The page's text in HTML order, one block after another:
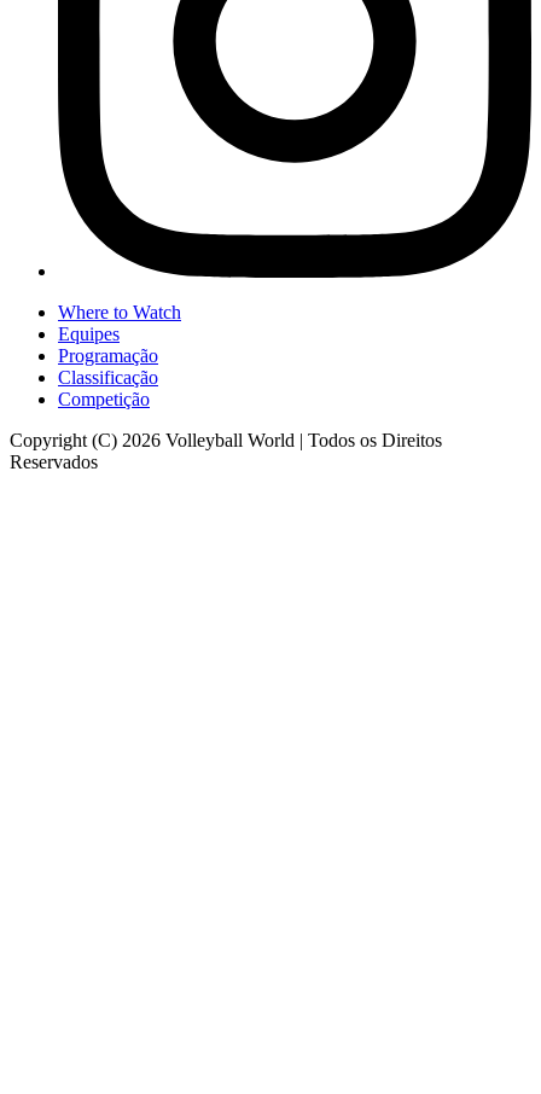
Where to Watch
Equipes
Programação
Classificação
Competição
Copyright (C) 2026 Volleyball World | Todos os Direitos
Reservados